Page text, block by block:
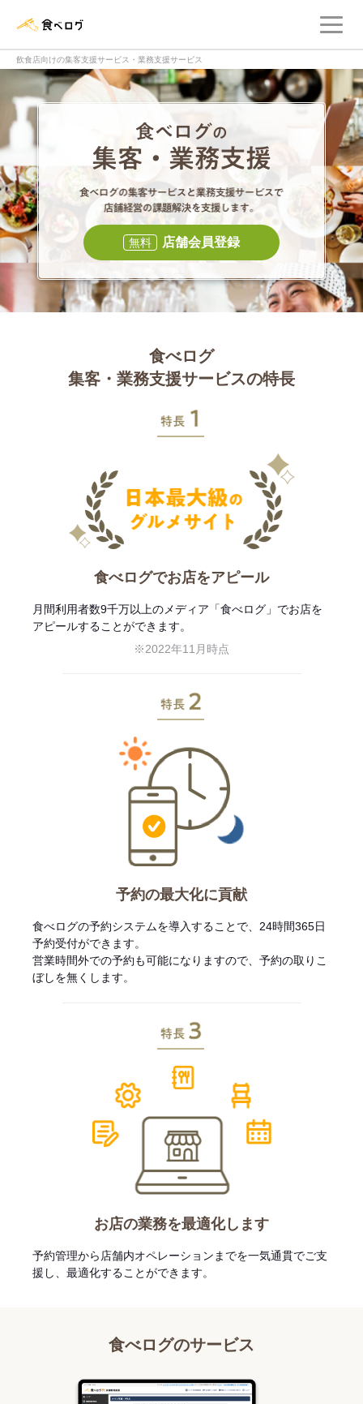
飲食店向けの集客支援サービス・業務支援サービス
食べログの集客
食べログの集
無料 店舗会員登録
食べログ
集客・業務支援サービスの特長
食べログでお店をアピール
月間利用者数9千万以上のメディア「食べログ」でお店を
アピールすることができます。
※2022年11月時点
予約の最大化に貢献
食べログの予約システムを導入することで、24時間365日
予約受付ができます。
営業時間外での予約も可能になりますので、予約の取りこ
ぼしを無くします。
お店の業務を最適化します
予約管理から店舗内オペレーションまでを一気通貫でご支
援し、最適化することができます。
食べログのサービス